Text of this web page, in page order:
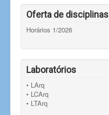
Oferta de disciplinas
Horários 1/2026
Laboratórios
• LArq
• LCArq
• LTArq